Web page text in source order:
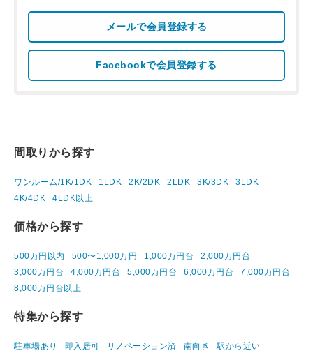
メールで会員登録する
Facebookで会員登録する
間取りから探す
ワンルーム/1K/1DK 1LDK 2K/2DK 2LDK 3K/3DK
3LDK
4K/4DK
4LDK以上
価格から探す
500万円以内 500〜1,000万円 1,000万円台
2,000万円台
3,000万円台
4,000万円台 5,000万円台 6,000万円台
7,000万円台
8,000万円台以上
特集から探す
駐車場あり 即入居可 リノベーション済 南向き 駅から近い